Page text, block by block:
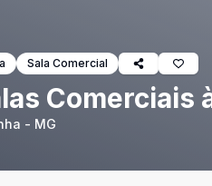
Sala Comercial
Comerciais
- MG